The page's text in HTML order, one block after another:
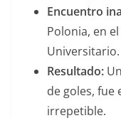
Encuentro
Polonia, en
Universitario.
Resultado:
de goles, fue
irrepetible.